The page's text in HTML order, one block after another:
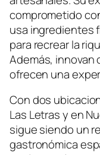
comprometido
usa ingredientes
para recrear la
Además,
ofrecen una
Con dos
Las Letras y en
sigue siendo un
gastronómica